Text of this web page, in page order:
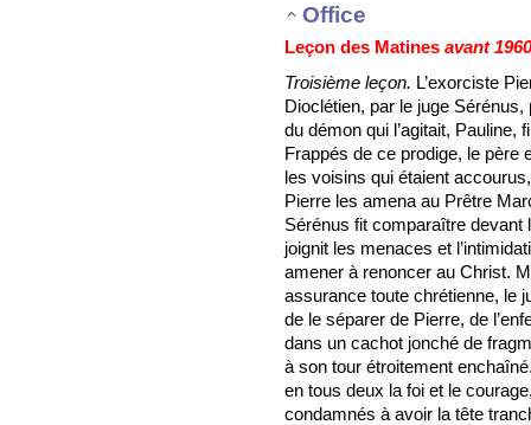
Office
Leçon des Matines avant 1960
Troisième leçon. L’exorciste
Dioclétien, par le juge
du démon qui l’agitait, Pauline,
Frappés de ce prodige, le père
les voisins qui étaient
Pierre les amena au Prêtre
Sérénus fit comparaître devant
joignit les menaces et
amener à renoncer au Christ.
assurance toute chrétienne, le
de le séparer de Pierre, de
dans un cachot jonché de
à son tour étroitement
en tous deux la foi et le
condamnés à avoir la tête